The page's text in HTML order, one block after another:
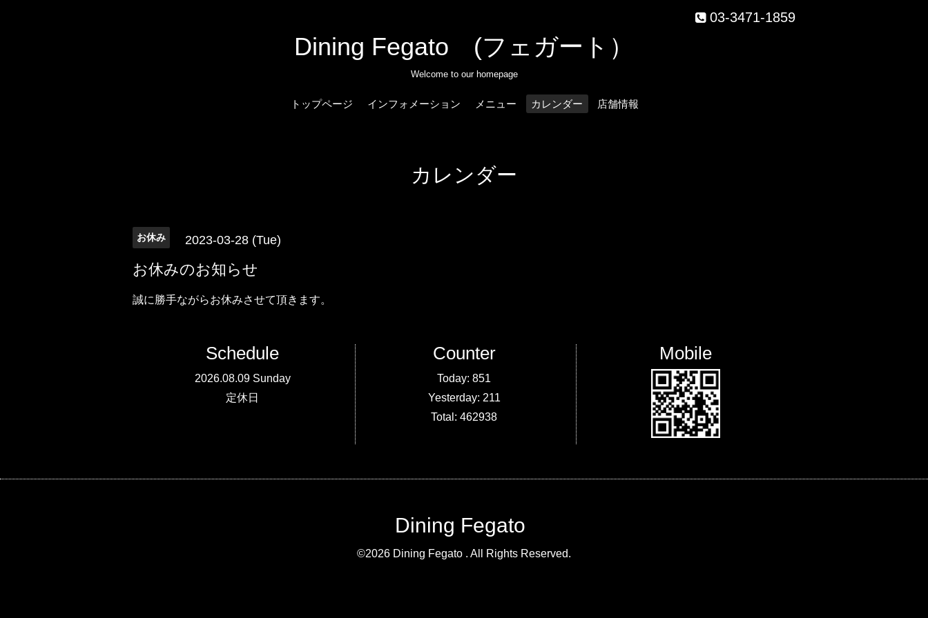
03-3471-1859
Dining Fegato (フェガート）
Welcome to our homepage
トップページ インフォメーション メニュー カレンダー 店舗情報
カレンダー
お休み 2023-03-28 (Tue)
お休みのお知らせ
誠に勝手ながらお休みさせて頂きます。
Schedule
2026.08.09 Sunday
定休日
Counter
Today:851
Yesterday: 211
Total:462938
Mobile
Dining Fegato
©2026 Dining Fegato . All Rights Reserved.